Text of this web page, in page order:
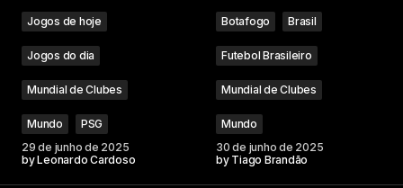
Jogos de hoje
Jogos do dia
Mundial de Clubes
Mundo
PSG
29 de junho de 2025
byLeonardo Cardoso
Botafogo Brasil
Futebol Brasileiro
Mundial de Clubes
Mundo
30 de junho de 2025
by Tiago Brandão